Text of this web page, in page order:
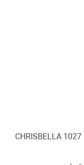
کوله پشتی دبستانی بسکتبال (کریسبلا) CHRISBELLA 1027